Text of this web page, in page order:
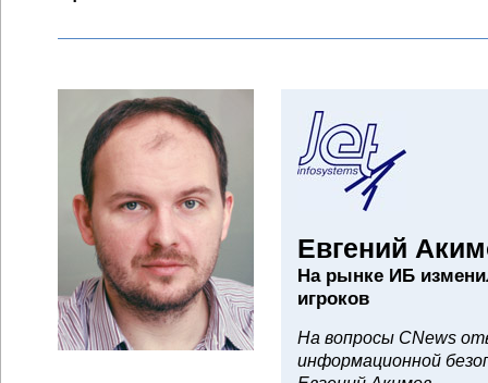
Евгений
На рынке ИБ
игроков
На вопросы CNews
информационной